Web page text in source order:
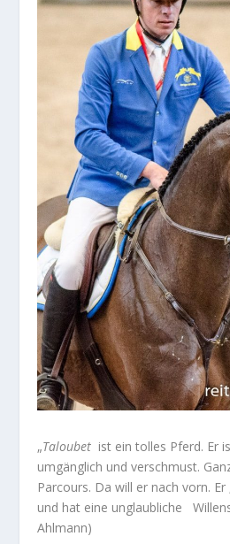
„Taloubet ist ein tolles Pferd. Er
umgänglich und verschmust.
Parcours. Da will er nach vorn. Er
und hat eine unglaubliche
Ahlmann)